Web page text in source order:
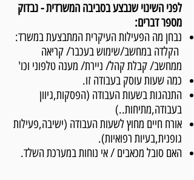
לפני השינוי שנבצע בסביבה המשרדית - נבדוק
מספר דברים:
נבחן מה הפעילות העיקרית המתבצעת במשרד:
הקלדה במחשב/שימוש בעכבר/ קריאה
ממחשב/ קבלת קהל/ ניירת/ מענה טלפוני וכו'
כמה שעות עוסק בעבודה זו.
התנהגות בשעות העבודה (הפסקות,גיוון
בעבודה,מתיחות..)
אורח חיים מחוץ לשעות העבודה (ישיבה,פעילות
גופנית,בעיות רפואיות).
האם סובל מכאבים / אי נוחות במערכת השלד.